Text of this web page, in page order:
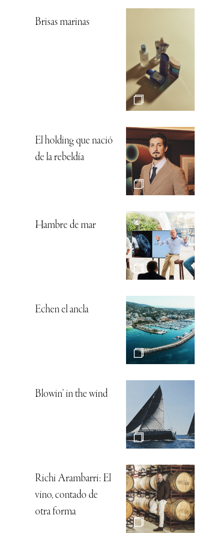
Brisas marinas
El holding que nació
de la rebeldía
Hambre de mar
Echen el ancla
Blowin’ in the wind
Richi Arambarri: El
vino, contado de
otra forma